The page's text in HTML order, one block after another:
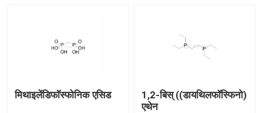
मिथाइलेंडिफॉस्फोनिक एसिड
1,2-बिस् ((डायथिलफॉस्फिनो)
एथेन